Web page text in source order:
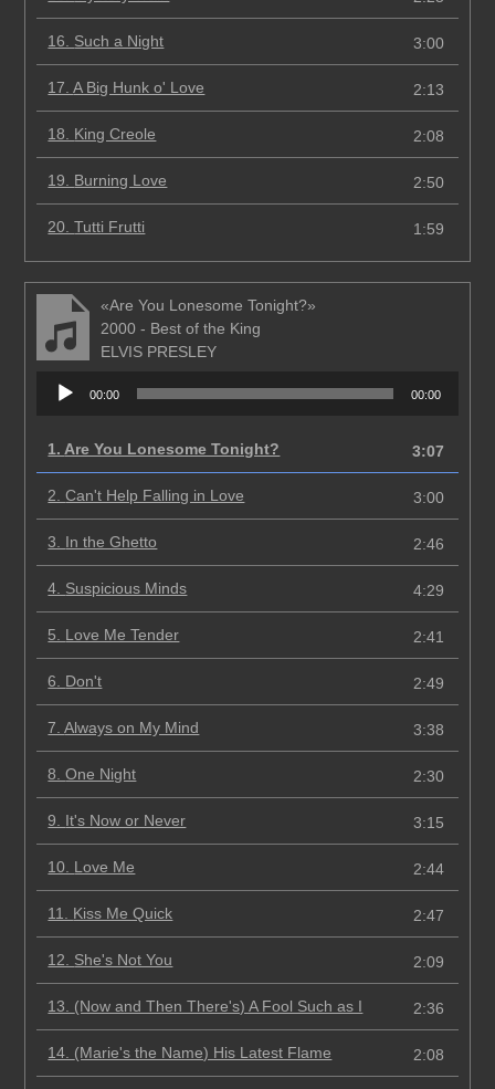
16. Such a Night 3:00
17.A Big Hunk o' Love 2:13
18. King Creole 2:08
19. Burning Love 2:50
20.Tutti Frutti 1:59
«Are You Lonesome Tonight?»
2000 - Best of the King
ELVIS PRESLEY
Аудиоплеер
00:00 00:00
1.Are You Lonesome Tonight? 3:07
2.Can't Help Falling in Love 3:00
3. In the Ghetto 2:46
4. Suspicious Minds 4:29
5. Love Me Tender 2:41
6. Don't 2:49
7.Always on My Mind 3:38
8.One Night 2:30
9. It's Now or Never 3:15
10. Love Me 2:44
11. Kiss Me Quick 2:47
12. She's Not You 2:09
13. (Now and Then There's) A Fool Such as I 2:36
14. (Marie's the Name) His Latest Flame 2:08